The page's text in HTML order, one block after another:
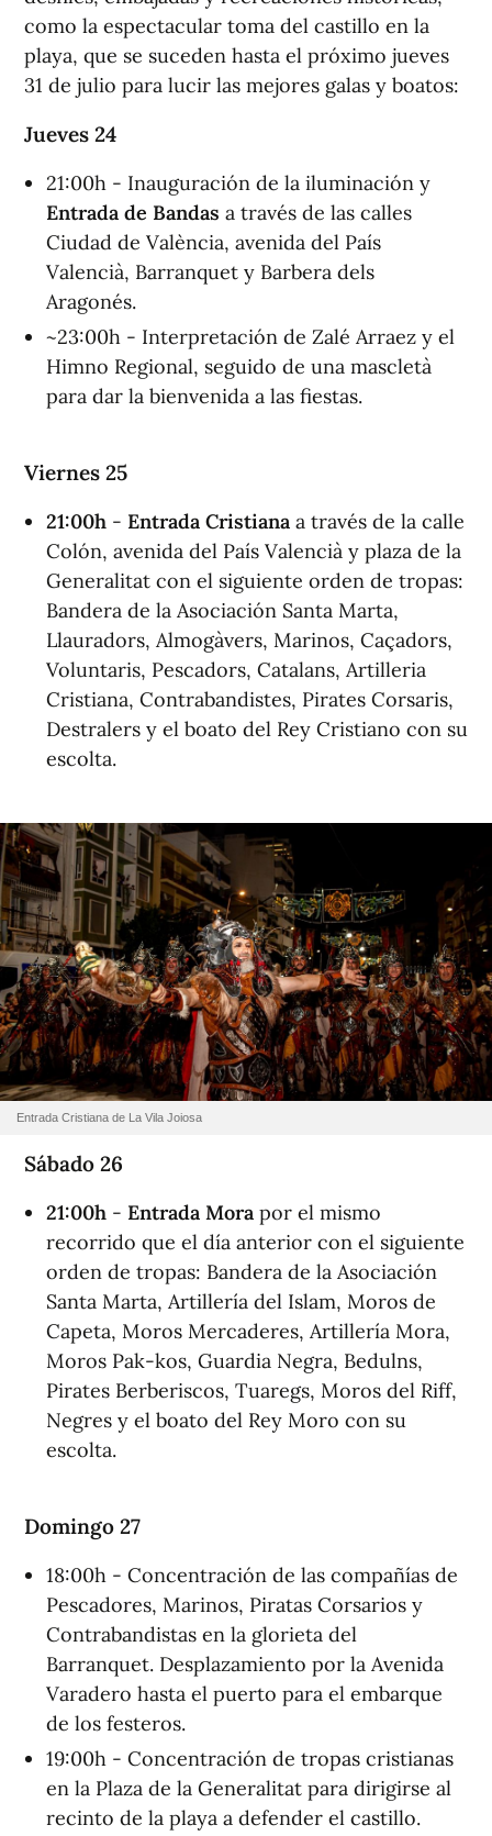
como la espectacular toma del castillo en la
playa, que se suceden hasta el próximo jueves
31 de julio para lucir las mejores galas y boatos:
Jueves 24
21:00h - Inauguración de la iluminación y
Entrada de Bandas a través de las calles
Ciudad de València, avenida del País
Valencià, Barranquet y Barbera dels
Aragonés.
~23:00h - Interpretación de Zalé Arraez y el
Himno Regional, seguido de una mascletà
para dar la bienvenida a las fiestas.
Viernes 25
21:00h - Entrada Cristiana a través de la calle
Colón, avenida del País Valencià y plaza de la
Generalitat con el siguiente orden de tropas:
Bandera de la Asociación Santa Marta,
Llauradors, Almogàvers, Marinos, Caçadors,
Voluntaris, Pescadors, Catalans, Artilleria
Cristiana, Contrabandistes, Pirates Corsaris,
Destralers y el boato del Rey Cristiano con su
escolta.
Entrada Cristiana de La Vila Joiosa
Sábado 26
21:00h - Entrada Mora por el mismo
recorrido que el día anterior con el siguiente
orden de tropas: Bandera de la Asociación
Santa Marta, Artillería del Islam, Moros de
Capeta, Moros Mercaderes, Artillería Mora,
Moros Pak-kos, Guardia Negra, Bedulns,
Pirates Berberiscos, Tuaregs, Moros del Riff,
Negres y el boato del Rey Moro con su
escolta.
Domingo 27
18:00h - Concentración de las compañías de
Pescadores, Marinos, Piratas Corsarios y
Contrabandistas en la glorieta del
Barranquet. Desplazamiento por la Avenida
Varadero hasta el puerto para el embarque
de los festeros.
19:00h - Concentración de tropas cristianas
en la Plaza de la Generalitat para dirigirse al
recinto de la playa a defender el castillo.